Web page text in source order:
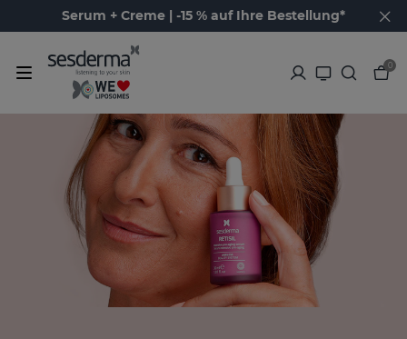
Serum + Creme | -15 % auf Ihre Bestellung*
0